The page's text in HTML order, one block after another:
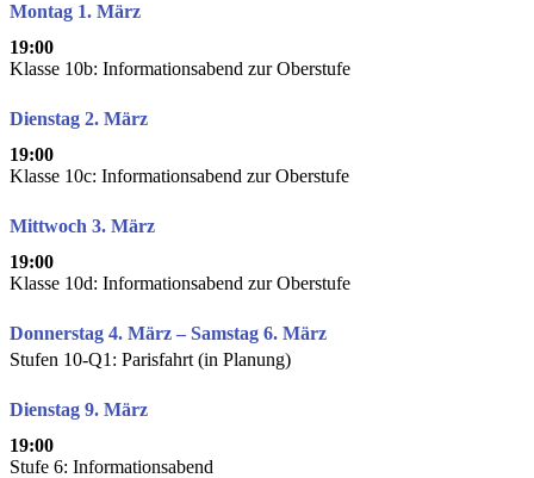
Montag 1. März
19:00
Klasse 10b: Informationsabend zur Oberstufe
Dienstag 2. März
19:00
Klasse 10c: Informationsabend zur Oberstufe
Mittwoch 3. März
19:00
Klasse 10d: Informationsabend zur Oberstufe
Donnerstag 4. März – Samstag 6. März
Stufen 10-Q1: Parisfahrt (in Planung)
Dienstag 9. März
19:00
Stufe 6: Informationsabend